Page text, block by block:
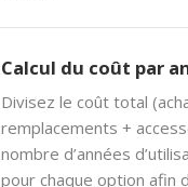
Calcul du coût par
Divisez le coût total
remplacements +
nombre d’années
pour chaque option afin